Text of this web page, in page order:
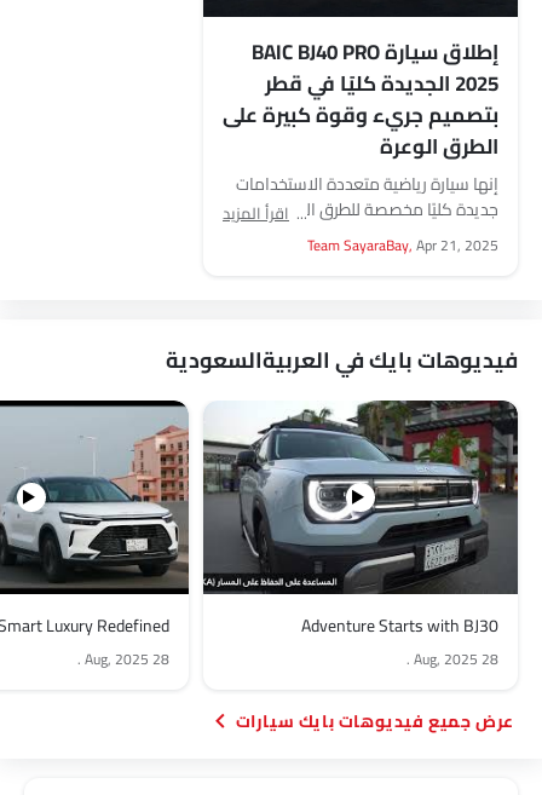
إطلاق سيارة BAIC BJ40 PRO
2025 الجديدة كليًا في قطر
بتصميم جريء وقوة كبيرة على
الطرق الوعرة
إنها سيارة رياضية متعددة الاستخدامات
جديدة كليًا مخصصة للطرق الوعرة
بتصميم قوي وتكنولوجيا جديدة وأداء
قوي في سيارات الدفع الرباعي....
اقرأ المزيد
Team SayaraBay,Apr 21, 2025
فيديوهات بايك في العربيةالسعودية
Adventure Starts with BJ30
28 Aug, 2025
.
Luxury Redefined
28 Aug, 2025
.
فيديوهات بايك سيارات